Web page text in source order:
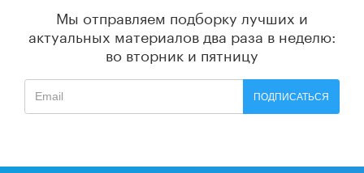
Мы отправляем подборку лучших и
актуальных материалов два раза в неделю:
во вторник и пятницу
ПОДПИСАТЬСЯ